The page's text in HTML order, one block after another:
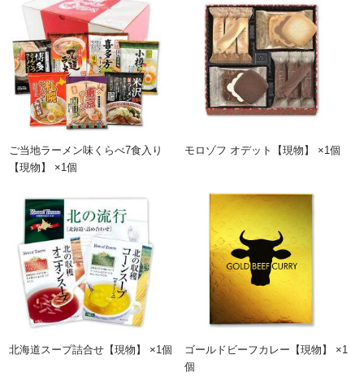
ご当地ラーメン味くらべ7食入り
【現物】 ×1個
モロゾフ オデット【現物】 ×1個
北海道スープ詰合せ【現物】 ×1個
ゴールドビーフカレー【現物】 ×1
個